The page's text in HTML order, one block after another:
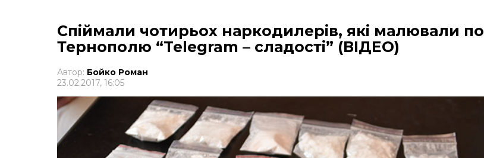
Спіймали чотирьох наркодилерів, які малювали по
Тернополю “Telegram – сладості” (ВІДЕО)
Автор: Бойко Роман
23.02.2017, 16:05